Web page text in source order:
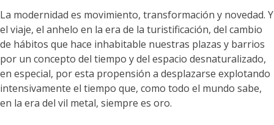
La modernidad es movimiento, transformación y novedad. Y
el viaje, el anhelo en la era de la turistificación, del cambio
de hábitos que hace inhabitable nuestras plazas y barrios
por un concepto del tiempo y del espacio desnaturalizado,
en especial, por esta propensión a desplazarse explotando
intensivamente el tiempo que, como todo el mundo sabe,
en la era del vil metal, siempre es oro.